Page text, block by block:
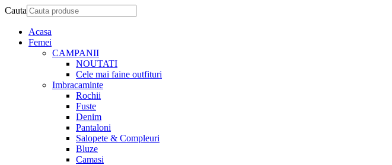
Cauta
Acasa
Femei
CAMPANII
NOUTATI
Cele mai faine outfituri
Imbracaminte
Rochii
Fuste
Denim
Pantaloni
Salopete & Compleuri
Bluze
Camasi